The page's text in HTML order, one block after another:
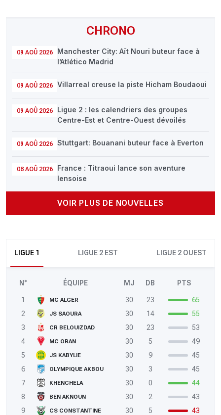
CHRONO
09 AOÛ 2026
Manchester City: Aït Nouri buteur face à
l’Atlético Madrid
09 AOÛ 2026 Villarreal creuse la piste Hicham Boudaoui
09 AOÛ 2026
Ligue 2 : les calendriers des groupes
Centre-Est et Centre-Ouest dévoilés
09 AOÛ 2026 Stuttgart: Bouanani buteur face à Everton
08 AOÛ 2026
France : Titraoui lance son aventure
lensoise
VOIR PLUS DE NOUVELLES
LIGUE 1 LIGUE 2 EST LIGUE 2 OUEST
N° ÉQUIPE MJ DB PTS
1 MC ALGER 30 23
65
2
JS SAOURA 30 14
55
3
CR BELOUIZDAD 30 23
53
4
MC ORAN 30 5
49
5
JS KABYLIE 30 9
45
6
OLYMPIQUE AKBOU 30 3
45
7
KHENCHELA 30 0
44
8
BEN AKNOUN 30 2
43
9
CS CONSTANTINE 30 5
43